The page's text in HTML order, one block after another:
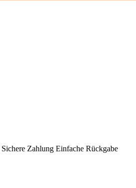
Sichere Zahlung Einfache Rückgabe